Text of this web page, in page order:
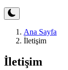
Ana Sayfa
İletişim
İletişim